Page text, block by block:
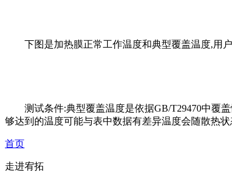
下图是加热膜正常工作温度和典型覆盖温度,用
测试条件:典型覆盖温度是依据GB/T29470中覆
够达到的温度可能与表中数据有差异温度会随散热状
首页
走进宥拓